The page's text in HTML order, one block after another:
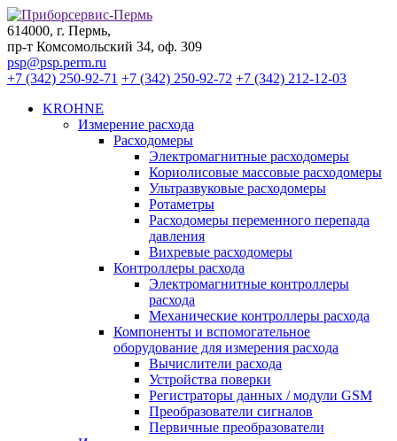
614000, г. Пермь,
пр-т Комсомольский 34, оф. 309
psp@psp.perm.ru
+7 (342) 250-92-71 +7 (342) 250-92-72 +7 (342) 212-12-03
KROHNE
Измерение расхода
Расходомеры
Электромагнитные расходомеры
Кориолисовые массовые расходомеры
Ультразвуковые расходомеры
Ротаметры
Расходомеры переменного перепада
давления
Вихревые расходомеры
Контроллеры расхода
Электромагнитные контроллеры
расхода
Механические контроллеры расхода
Компоненты и вспомогательное
оборудование для измерения расхода
Вычислители расхода
Устройства поверки
Регистраторы данных / модули GSM
Преобразователи сигналов
Первичные преобразователи